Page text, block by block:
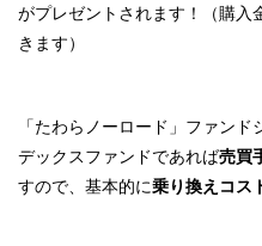
がプレゼントされます！（購入
きます）
「たわらノーロード」ファン
デックスファンドであれば売買
すので、基本的に乗り換えコス